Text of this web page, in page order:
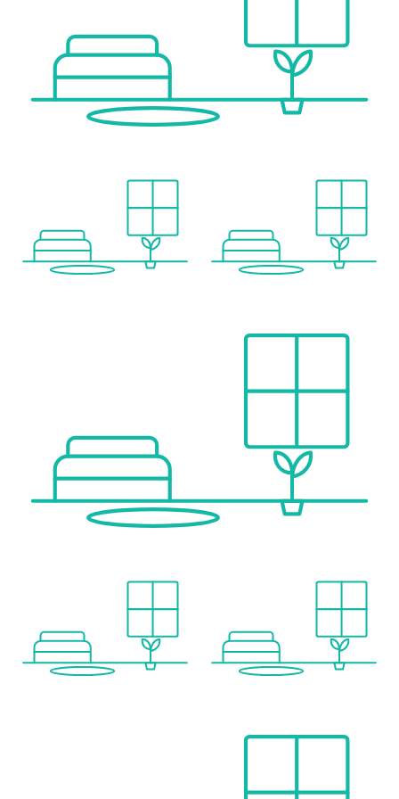
Bank <500m
Post <500m
Polizei <1.000m
Autobahnanschluss <2.000m
Angaben Entfernung Luftlinie / Quelle: OpenStreetMap